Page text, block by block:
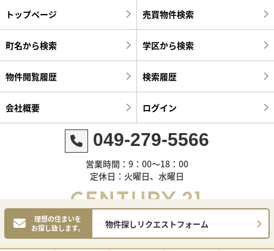
理想の住まいを
お探し致します。
物件探しリクエストフォーム
トップページ 売買物件検索
町名から検索 学区から検索
物件閲覧履歴 検索履歴
会社概要 ログイン
049-279-5566
営業時間：9：00～18：00
定休日：火曜日、水曜日
©センチュリー21明和ハウス